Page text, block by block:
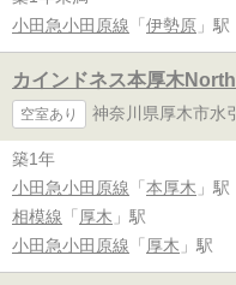
小田急小田原線 「 伊勢原 」駅
カインドネス本厚木North
空室あり 神奈川県厚木市水引
築1年
小田急小田原線 「 本厚木 」駅
相模線 「 厚木 」駅
小田急小田原線 「 厚木 」駅